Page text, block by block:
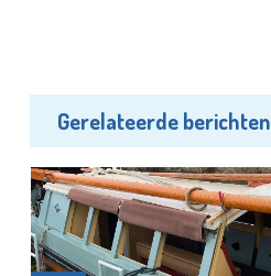
Gerelateerde berichten